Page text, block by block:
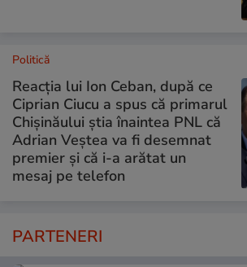
Politică
Reacția lui Ion Ceban, după ce
Ciprian Ciucu a spus că primarul
Chișinăului știa înaintea PNL că
Adrian Veștea va fi desemnat
premier și că i-a arătat un
mesaj pe telefon
PARTENERI